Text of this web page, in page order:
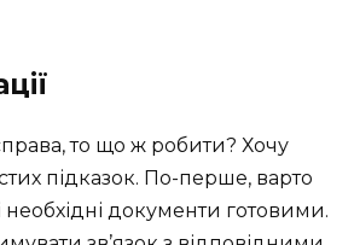
то що ж робити? Хочу
підказок. По-перше, варто
документи готовими.